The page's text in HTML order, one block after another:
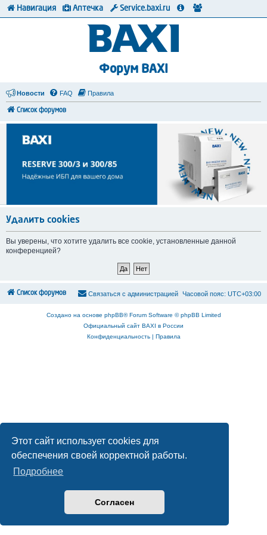
Этот сайт использует cookies для
обеспечения своей корректной работы.
Подробнее
Согласен
Форум BAXI
Новости FAQ Правила
Список форумов
Удалить cookies
Вы уверены, что хотите удалить все cookie, установленные данной
конференцией?
Навигация Аптечка Service.baxi.ru
Список форумов Часовой пояс: UTC+03:00
Связаться с администрацией
Создано на основе phpBB® Forum Software © phpBB Limited
Официальный сайт BAXI в России
Конфиденциальность| Правила